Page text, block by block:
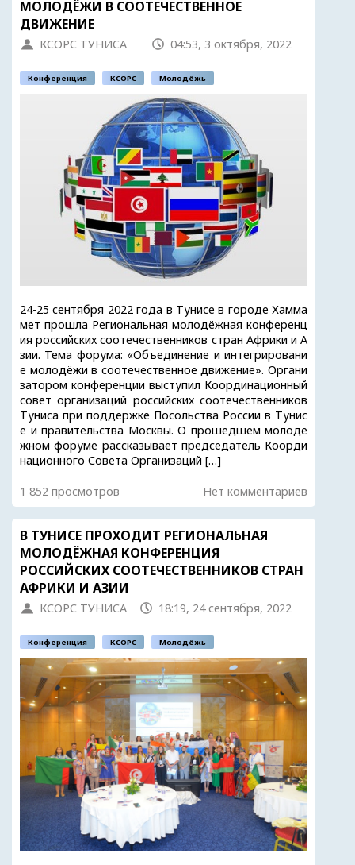
МОЛОДЁЖИ В СООТЕЧЕСТВЕННОЕ
ДВИЖЕНИЕ
КСОРС ТУНИСА 04:53, 3 октября, 2022
Конференция КСОРС Молодёжь
24-25 сентября 2022 года в Тунисе в городе Хамма
мет прошла Региональная молодёжная конференц
ия российских соотечественников стран Африки и А
зии. Тема форума: «Объединение и интегрировани
е молодёжи в соотечественное движение». Органи
затором конференции выступил Координационный
совет организаций российских соотечественников
Туниса при поддержке Посольства России в Тунис
е и правительства Москвы. О прошедшем молодё
жном форуме рассказывает председатель Коорди
национного Совета Организаций […]
1 852 просмотров Нет комментариев
В ТУНИСЕ ПРОХОДИТ РЕГИОНАЛЬНАЯ
МОЛОДЁЖНАЯ КОНФЕРЕНЦИЯ
РОССИЙСКИХ СООТЕЧЕСТВЕННИКОВ СТРАН
АФРИКИ И АЗИИ
КСОРС ТУНИСА 18:19, 24 сентября, 2022
Конференция КСОРС Молодёжь